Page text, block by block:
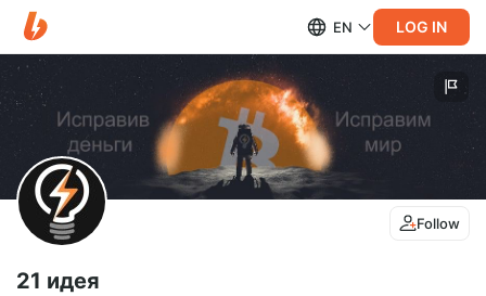
EN LOG IN
Follow
21 идея